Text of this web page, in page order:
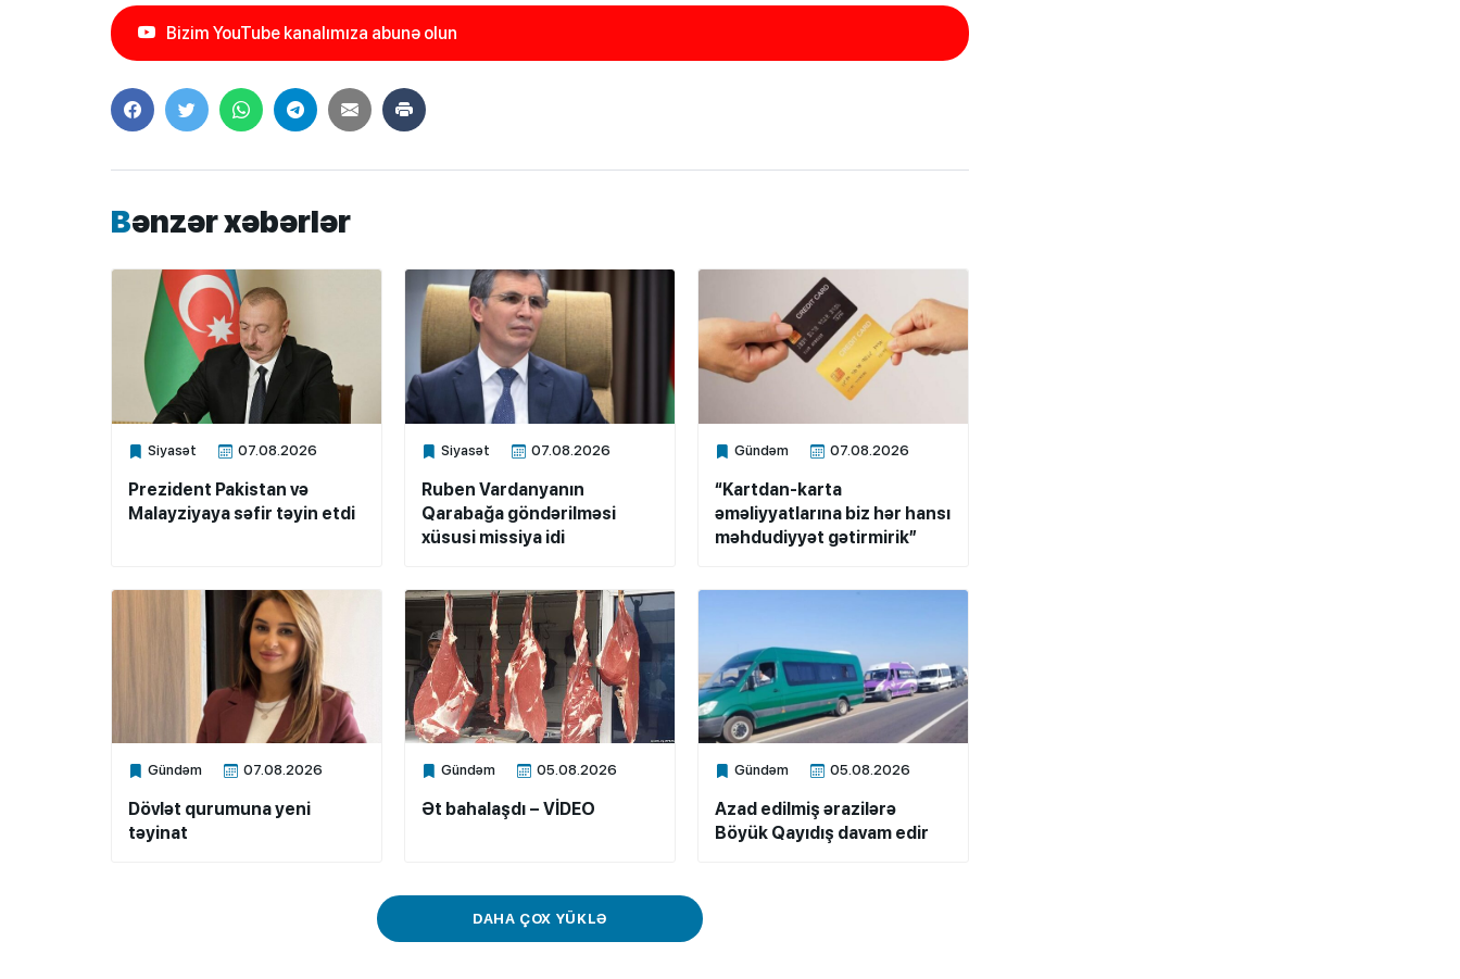
Bizim YouTube kanalımıza abunə olun
Bənzər xəbərlər
Siyasət 07.08.2026
Xalq.Online
Prezident Pakistan və
Malayziyaya səfir təyin etdi
Siyasət 07.08.2026
Xalq.Online
Ruben Vardanyanın
Qarabağa göndərilməsi
xüsusi missiya idi
Gündəm 07.08.2026
Xalq.Online
“Kartdan-karta
əməliyyatlarına biz hər hansı
məhdudiyyət gətirmirik”
Gündəm 07.08.2026
Xalq.Online
Dövlət qurumuna yeni
təyinat
Gündəm 05.08.2026
Xalq.Online
Ət bahalaşdı – VİDEO
Gündəm 05.08.2026
Xalq.Online
Azad edilmiş ərazilərə
Böyük Qayıdış davam edir
DAHA ÇOX YÜKLƏ